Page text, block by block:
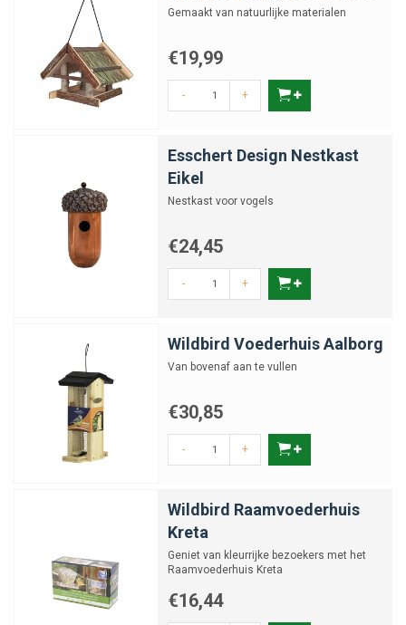
Gemaakt van natuurlijke materialen
€19,99
- +
Esschert Design Nestkast
Eikel
Nestkast voor vogels
€24,45
- +
Wildbird Voederhuis Aalborg
Van bovenaf aan te vullen
€30,85
- +
Wildbird Raamvoederhuis
Kreta
Geniet van kleurrijke bezoekers met het
Raamvoederhuis Kreta
€16,44